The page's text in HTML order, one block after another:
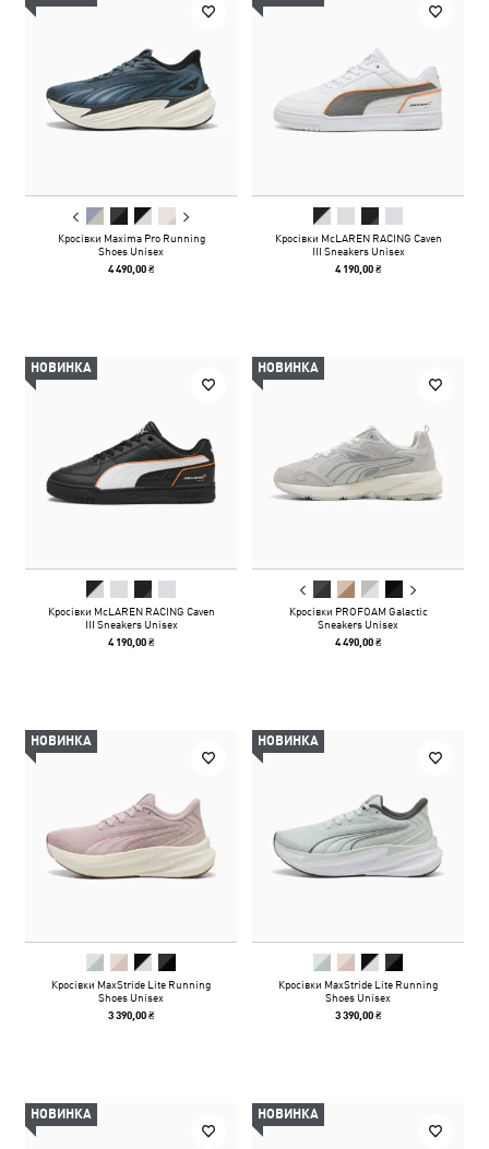
Кросівки Maxima Pro Running
Shoes Unisex
4 490,00 ₴
Кросівки McLAREN RACING Caven
III Sneakers Unisex
4 190,00 ₴
НОВИНКА
Кросівки McLAREN RACING Caven
III Sneakers Unisex
4 190,00 ₴
НОВИНКА
Кросівки PROFOAM Galactic
Sneakers Unisex
4 490,00 ₴
НОВИНКА
Кросівки MaxStride Lite Running
Shoes Unisex
3 390,00 ₴
НОВИНКА
Кросівки MaxStride Lite Running
Shoes Unisex
3 390,00 ₴
НОВИНКА НОВИНКА